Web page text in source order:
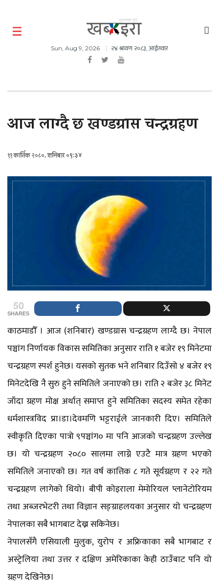
Sun, Aug 9, 2026 २४ श्रावण २०८३, आईतवार
आज लाग्दै छ खण्डग्रास चन्द्रग्रहण
११ कार्तिक २०८०, शनिबार ०९:३४
50
SHARES
काठमाडौँ । आज (शनिबार) खण्डग्रास चन्द्रग्रहण लाग्दै छ। नेपाल
पञ्चांग निर्णायक विकास समितिका अनुसार राति १ बजेर १९ मिनेटमा
चन्द्रग्रहण स्पर्श हुनेछ। यसको सुतक भने शनिबार दिउँसो ४ बजेर १९
मिनेटदेखि नै सुरु हुने समितिले जनाएको छ। राति २ बजेर ३८ मिनेट
जाँदा ग्रहण मोक्ष अर्थात् समाप्त हुने समितिका सदस्य समेत रहेका
धर्मशास्त्रविद प्रा।डा।देवमणि भट्टराईले जानकारी दिए। समितिले
स्वीकृति दिएका पात्रो ९पञ्चांग० मा पनि आजको चन्द्रग्रहण उल्लेख
छ। यो चन्द्रग्रहण २०८० सालमा लाग्ने एउटै मात्र ग्रहण भएको
समितिले जनाएको छ। गत वर्ष कात्तिक ८ गते सूर्यग्रहण र २२ गते
चन्द्रग्रहण लागेको थियो। बीपी कोइराला मेमोरियल प्लानेटोरियम
तथा अब्जरभेटरी तथा विज्ञान सङ्ग्राहलयका अनुसार यो चन्द्रग्रहण
नेपालका सबै भागबाट देख्न सकिनेछ।
नेपालसँगै एसियाली मुलुक, युरोप र अफ्रिकाका सबै भागबाट र
अस्ट्रेलिया तथा उत्तर र दक्षिण अमेरिकाका केही ठाउँबाट पनि यो
ग्रहण देखिनेछ।